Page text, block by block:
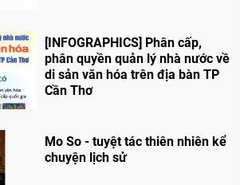
[INFOGRAPHICS] Phân cấp,
phân quyền quản lý nhà nước về
di sản văn hóa trên địa bàn TP
Cần Thơ
Mo So - tuyệt tác thiên nhiên kể
chuyện lịch sử